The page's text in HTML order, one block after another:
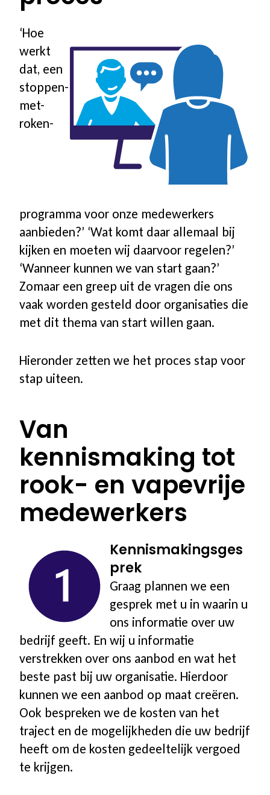
Voor bedrijven
Waarom begeleiding voor uw
medewerkers
Aanbod voor uw bedrijf
Referenties
Academie Rookvrij!
Aanbod nascholing
CO-meters | vergelijk modellen
Startpakketten
Accessoires
Software & Firmware
🛒
Account
Winkelwagen
Afrekenen
‘Hoe
werkt
dat, een
stoppen-
met-
roken-
programma voor onze medewerkers
aanbieden?’ ‘Wat komt daar allemaal bij
kijken en moeten wij daarvoor regelen?’
‘Wanneer kunnen we van start gaan?’
Zomaar een greep uit de vragen die ons
vaak worden gesteld door organisaties die
met dit thema van start willen gaan.
Hieronder zetten we het proces stap voor
stap uiteen.
Van
kennismaking tot
rook- en vapevrije
medewerkers
Kennismakingsges
prek
Graag plannen we een
gesprek met u in waarin u
ons informatie over uw
bedrijf geeft. En wij u informatie
verstrekken over ons aanbod en wat het
beste past bij uw organisatie. Hierdoor
kunnen we een aanbod op maat creëren.
Ook bespreken we de kosten van het
traject en de mogelijkheden die uw bedrijf
heeft om de kosten gedeeltelijk vergoed
te krijgen.